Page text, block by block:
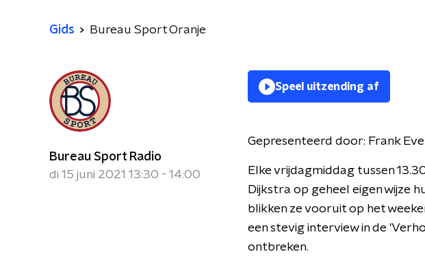
Gids Bureau Sport Oranje
Bureau Sport Radio
di 15 juni 2021 13:30 - 14:00
Speel uitzending af
Gepresenteerd door: Frank
Elke vrijdagmiddag tussen
Dijkstra op geheel eigen wijze
blikken ze vooruit op het
een stevig interview in de
ontbreken.